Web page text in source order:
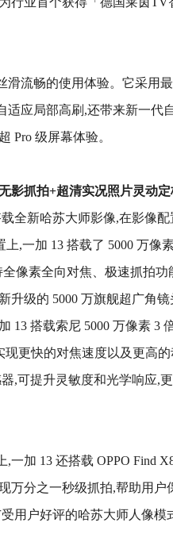
滑流畅的使用体验。它采用
适应局部高刷,还带来新一代
Pro 级屏幕体验。
影抓拍+超清实况照片灵动
全新哈苏大师影像,在影像
,一加 13 搭载了 5000 万像
全像素全向对焦、极速抓拍
升级的 5000 万旗舰超广角
13 搭载索尼 5000 万像素 3
现更快的对焦速度以及更高
,可提升灵敏度和光学响应,
一加 13 还搭载 OPPO Find
万分之一秒级抓拍,帮助用户
用户好评的哈苏大师人像